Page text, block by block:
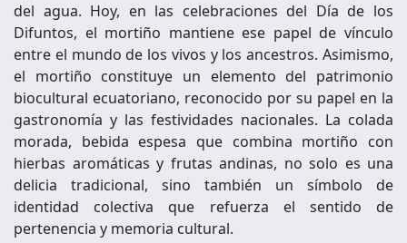
del agua. Hoy, en las celebraciones del Día de los
Difuntos, el mortiño mantiene ese papel de vínculo
entre el mundo de los vivos y los ancestros. Asimismo,
el mortiño constituye un elemento del patrimonio
biocultural ecuatoriano, reconocido por su papel en la
gastronomía y las festividades nacionales. La colada
morada, bebida espesa que combina mortiño con
hierbas aromáticas y frutas andinas, no solo es una
delicia tradicional, sino también un símbolo de
identidad colectiva que refuerza el sentido de
pertenencia y memoria cultural.